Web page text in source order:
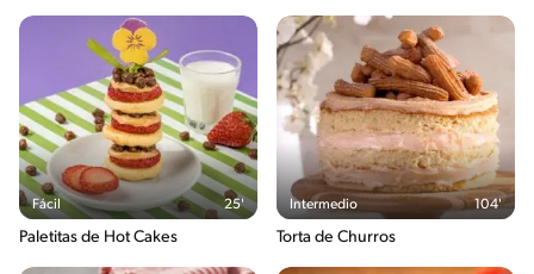
Fácil 25'
Paletitas de Hot Cakes
Intermedio 104'
Torta de Churros